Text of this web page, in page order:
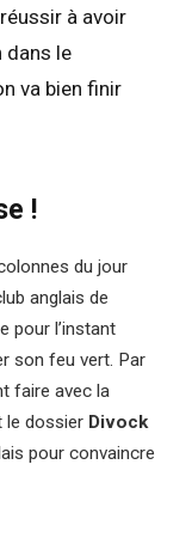
à avoir
dans le
va bien finir
!
du jour
anglais de
pour l’instant
son feu vert. Par
faire avec la
le dossier Divock
pour convaincre